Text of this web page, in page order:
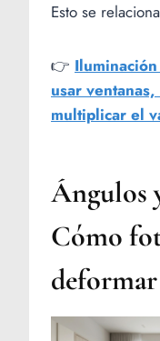
Esto se
👉
usar
multiplicar el
Ángulos
Cómo
deformar